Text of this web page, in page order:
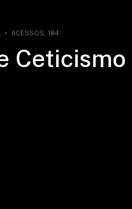
ACESSOS: 184
Ceticismo